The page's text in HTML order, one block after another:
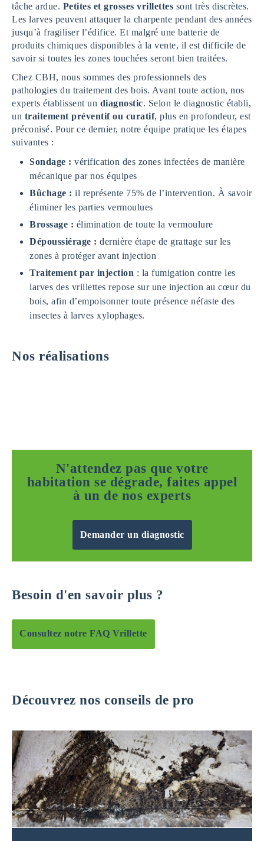
tâche ardue. Petites et grosses vrillettes sont très discrètes.
Les larves peuvent attaquer la charpente pendant des années
jusqu’à fragiliser l’édifice. Et malgré une batterie de
produits chimiques disponibles à la vente, il est difficile de
savoir si toutes les zones touchées seront bien traitées.
Chez CBH, nous sommes des professionnels des
pathologies du traitement des bois. Avant toute action, nos
experts établissent un diagnostic. Selon le diagnostic établi,
un traitement préventif ou curatif, plus en profondeur, est
préconisé. Pour ce dernier, notre équipe pratique les étapes
suivantes :
Sondage : vérification des zones infectées de manière
mécanique par nos équipes
Bûchage : il représente 75% de l’intervention. À savoir
éliminer les parties vermoulues
Brossage : élimination de toute la vermoulure
Dépoussiérage : dernière étape de grattage sur les
zones à protéger avant injection
Traitement par injection : la fumigation contre les
larves des vrillettes repose sur une injection au cœur du
bois, afin d’empoisonner toute présence néfaste des
insectes à larves xylophages.
Nos réalisations
N'attendez pas que votre
habitation se dégrade, faites appel
à un de nos experts
Demander un diagnostic
Besoin d'en savoir plus ?
Consultez notre FAQ Vrillette
Découvrez nos conseils de pro